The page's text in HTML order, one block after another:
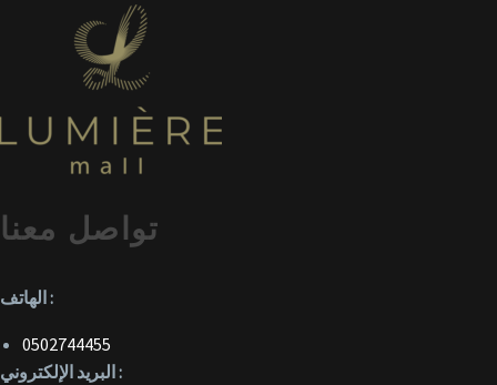
تواصل معنا
الهاتف :
0502744455
البريد الإلكتروني :